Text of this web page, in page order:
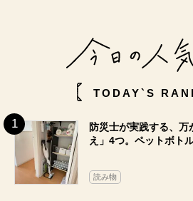
TODAY`S
防災士が実践する、
え」4つ。ペットボト
読み物